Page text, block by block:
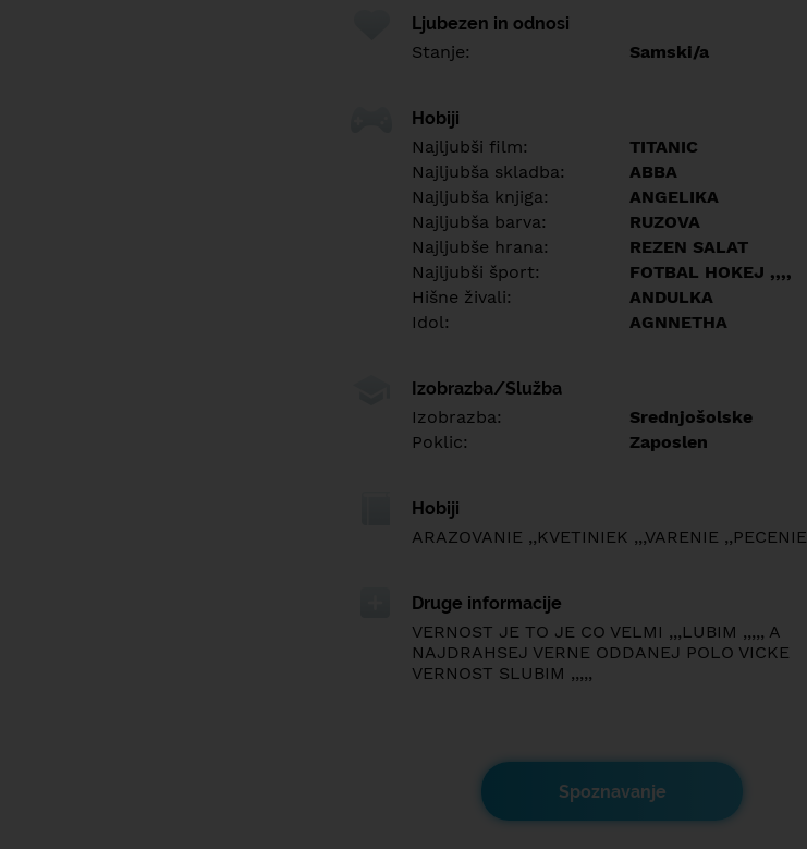
Ljubezen in odnosi
Stanje:
Samski/a
Hobiji
Najljubši film:
TITANIC
Najljubša skladba:
ABBA
Najljubša knjiga:
ANGELIKA
Najljubša barva:
RUZOVA
Najljubše hrana:
REZEN SALAT
Najljubši šport:
FOTBAL HOKEJ ,,,,
Hišne živali:
ANDULKA
Idol:
AGNNETHA
Izobrazba/Služba
Izobrazba:
Srednjošolske
Poklic:
Zaposlen
Hobiji
ARAZOVANIE ,,KVETINIEK ,,,VARENIE ,,PECENIE
Druge informacije
VERNOST JE TO JE CO VELMI ,,,LUBIM ,,,,, A
NAJDRAHSEJ VERNE ODDANEJ POLO VICKE
VERNOST SLUBIM ,,,,,
Spoznavanje